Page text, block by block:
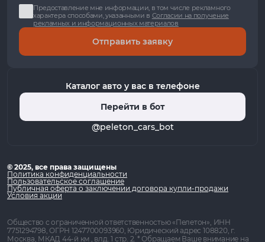
Предоставление мне информации, в том числе рекламного
характера способами, указанными в Согласии на получение
рекламных и информационных материалов
Отправить заявку
Каталог авто у вас в телефоне
Перейти в бот
@peleton_cars_bot
© 2025, все права защищены
Политика конфиденциальности
Пользовательское соглашение
Публичная оферта о заключении договора купли-продажи
Условия акции
Общество с ограниченной ответственностью «Пелетон», ИНН
7751294798, ОГРН 1247700093960, Юридический адрес 108820, г.
Москва, МКАД 44-й км , влд. 1 стр. 2. * Обращаем Ваше внимание на